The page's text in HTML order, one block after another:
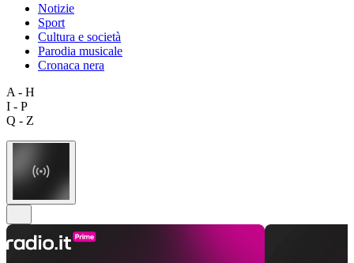
Notizie
Sport
Cultura e società
Parodia musicale
Cronaca nera
A - H
I - P
Q - Z